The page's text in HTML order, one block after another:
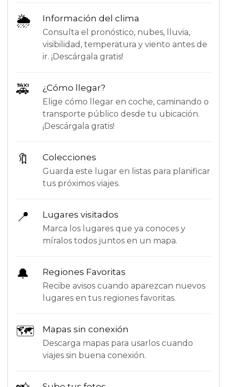
🌦 Información del clima
Consulta el pronóstico, nubes, lluvia,
visibilidad, temperatura y viento antes de
ir. ¡Descárgala gratis!
🚕 ¿Cómo llegar?
Elige cómo llegar en coche, caminando o
transporte público desde tu ubicación.
¡Descárgala gratis!
🔖 Colecciones
Guarda este lugar en listas para planificar
tus próximos viajes.
📍 Lugares visitados
Marca los lugares que ya conoces y
míralos todos juntos en un mapa.
🔔 Regiones Favoritas
Recibe avisos cuando aparezcan nuevos
lugares en tus regiones favoritas.
🗺 Mapas sin conexión
Descarga mapas para usarlos cuando
viajes sin buena conexión.